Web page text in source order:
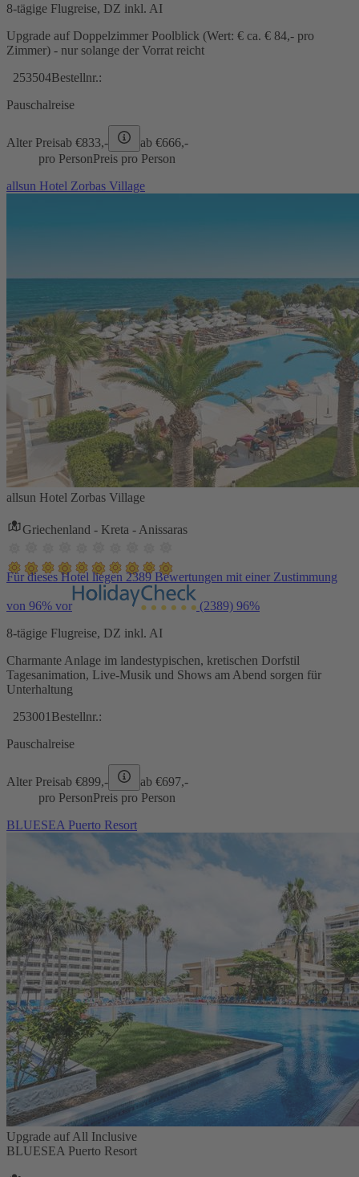
8-tägige Flugreise, DZ inkl. AI
Upgrade auf Doppelzimmer Poolblick (Wert: € ca. € 84,- pro
Zimmer) - nur solange der Vorrat reicht
253504Bestellnr.:
Pauschalreise
Alter Preisab €833,- ab €666,-
pro PersonPreis pro Person
allsun Hotel Zorbas Village
allsun Hotel Zorbas Village
Griechenland - Kreta - Anissaras
Für dieses Hotel liegen 2389 Bewertungen mit einer Zustimmung
von 96% vor (2389) 96%
8-tägige Flugreise, DZ inkl. AI
Charmante Anlage im landestypischen, kretischen Dorfstil
Tagesanimation, Live-Musik und Shows am Abend sorgen für
Unterhaltung
253001 Bestellnr.:
Pauschalreise
Alter Preisab €899,- ab €697,-
pro PersonPreis pro Person
BLUESEA Puerto Resort
Upgrade auf All Inclusive
BLUESEA Puerto Resort